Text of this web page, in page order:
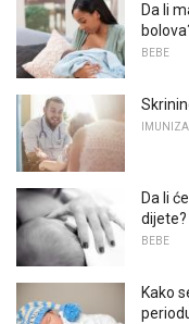
Da li
BEBE
Da li
dijete?
BEBE
Kako